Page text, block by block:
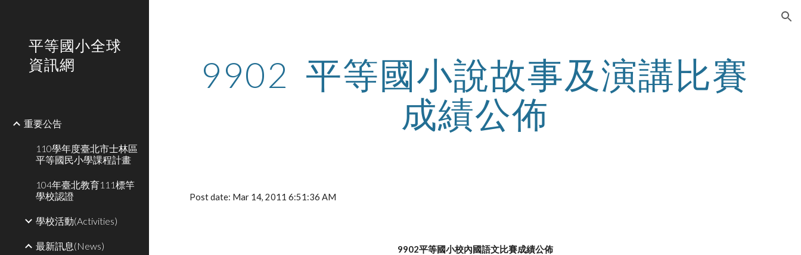
平等國小全球
資訊網
重要公告
110學年度臺北市士林區
平等國民小學課程計畫
104年臺北教育111標竿
學校認證
學校活動(Activities)
最新訊息(News)
9902  平等國小說故事及演講比賽
成績公佈
Post date: Mar 14, 2011 6:51:36 AM
9902平等國小校內國語文比賽成績公佈